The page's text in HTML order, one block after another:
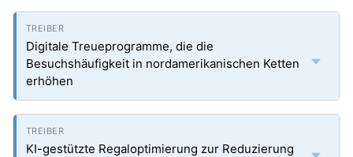
Digitale Treueprogramme, die die
Besuchshäufigkeit in nordamerikanischen Ketten
erhöhen
KI-gestützte Regaloptimierung zur Reduzierung